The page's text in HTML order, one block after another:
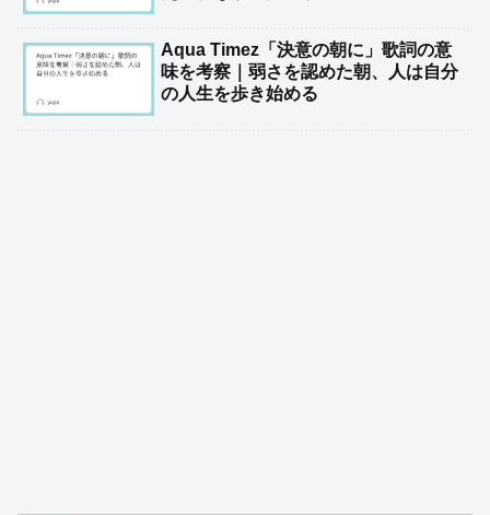
Aqua Timez「決意の朝に」歌詞の意
味を考察｜弱さを認めた朝、人は自分
の人生を歩き始める